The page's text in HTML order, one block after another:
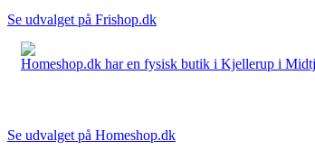
Se udvalget på Frishop.dk
Homeshop.dk har en fysisk butik i Kjellerup i
Se udvalget på Homeshop.dk